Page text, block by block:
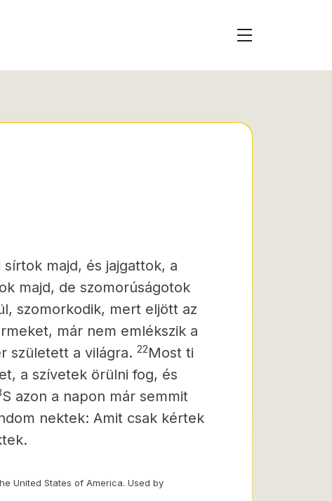
majd, és jajgattok, a
majd, de szomorúságotok
szomorkodik, mert eljött az
már nem emlékszik a
született a világra. 22Most ti
a szívetek örülni fog, és
S azon a napon már semmit
nektek: Amit csak kértek
United States of America. Used by